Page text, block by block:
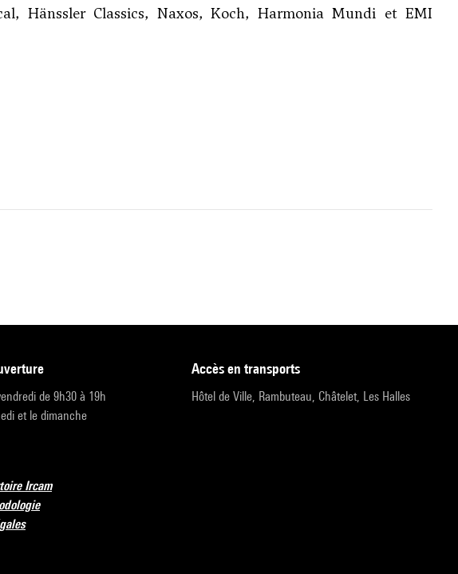
Hänssler Classics, Naxos, Koch, Harmonia Mundi et EMI
de 9h30 à 19h
et le dimanche
accès en transports
Hôtel de Ville, Rambuteau, Châtelet, Les Halles
Ircam